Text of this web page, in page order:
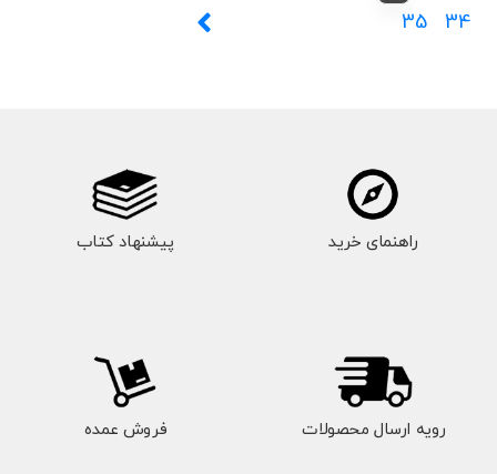
34
35
راهنمای خرید پیشنهاد کتاب
رویه ارسال محصولات فروش عمده